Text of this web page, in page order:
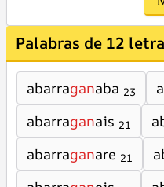
Palabras de 12
abarraganaba 23
abarraganais 21
abarraganare 21